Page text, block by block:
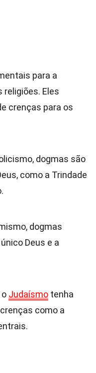
para a
religiões. Eles
crenças para os
dogmas são
como a Trindade
dogmas
Deus e a
o Judaísmo tenha
como a